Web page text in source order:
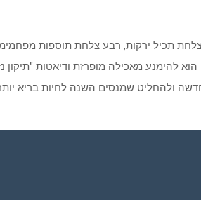
תכיל ירקות, רבע צלחת תוספות
להימנע מאכילה מופרזת ודיאטות
ולהחליט שמנסים השנה לחיות בריא